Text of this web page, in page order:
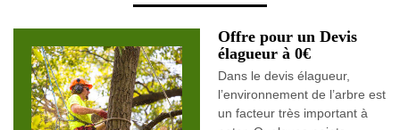
Offre pour un Devis
élagueur à 0€
Dans le devis élagueur,
l’environnement de l’arbre est
un facteur très important à